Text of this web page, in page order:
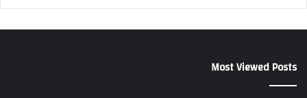
Most Viewed Posts